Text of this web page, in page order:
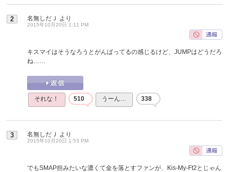
2 名無しだＪ より
2015年10月20日 1:11 PM
キスマイはそうなろうとがんばってるの感じるけど、JUMPはどうだろ
ね……
それな！ 510 うーん… 338
3 名無しだＪ より
2015年10月20日 1:53 PM
でもSMAP担みたいな濃くて金を落とすファンが、Kis-My-Ft2とじゃん